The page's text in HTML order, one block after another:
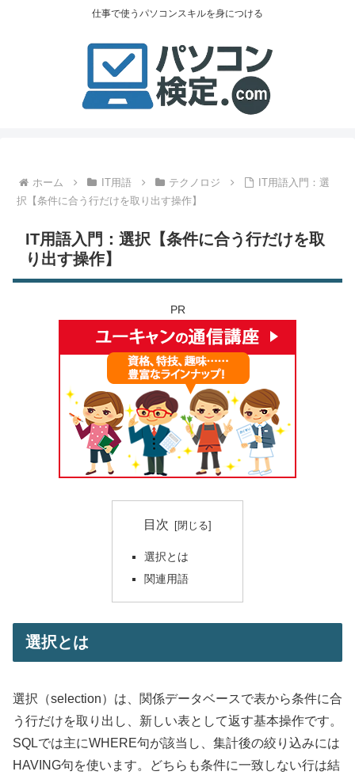
仕事で使うパソコンスキルを身につける
ホーム IT用語 テクノロジ
IT用語入門：選
択【条件に合う行だけを取り出す操作】
IT用語入門：選択【条件に合う行だけを取
り出す操作】
PR
目次
選択とは
関連用語
選択とは
選択（selection）は、関係データベースで表から条件に合
う行だけを取り出し、新しい表として返す基本操作です。
SQLでは主にWHERE句が該当し、集計後の絞り込みには
HAVING句を使います。どちらも条件に一致しない行は結